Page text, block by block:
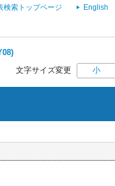
検索トップページ English
文字サイズ変更 小